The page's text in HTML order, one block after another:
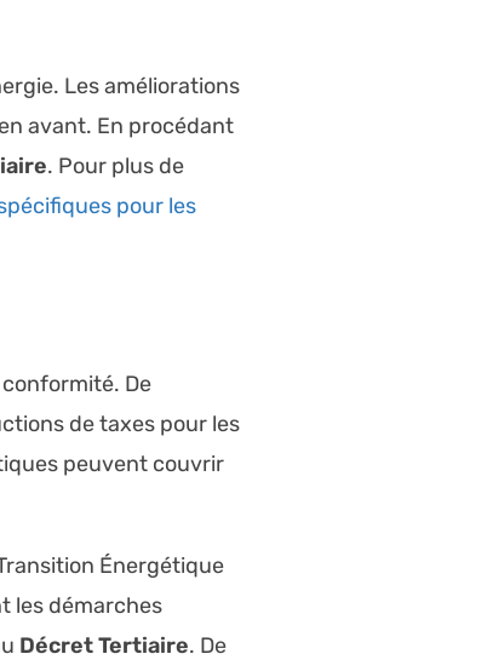
Les améliorations
avant. En procédant
. Pour plus de
pour les
De
de taxes pour les
peuvent couvrir
Énergétique
les démarches
Décret Tertiaire. De